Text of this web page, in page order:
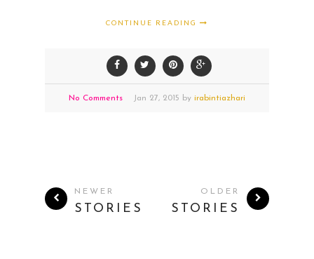
CONTINUE READING
No Comments Jan 27, 2015 by irabintiazhari
NEWER
STORIES
OLDER
STORIES